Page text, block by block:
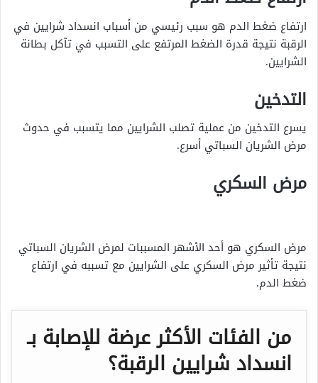
ارتفاع ضغط الدم هو سبب رئيسي من أسباب انسداد شرايين في
الرقبة نتيجة قدرة الضغط المرتفع على التسبب في تآكل بطانة
الشرايين.
التدخين
يسرع التدخين من عملية تصلب الشرايين مما يتسبب في حدوث
مرض الشريان السباتي أسرع.
مرض السكري
مرض السكري هو أحد الأشهر المسببات لمرض الشريان السباتي
نتيجة تأثير مرض السكري على الشرايين مع تسببه في ارتفاع
ضغط الدم.
من الفئات الأكثر عرضة للإصابة بـ
انسداد شرايين الرقبة؟